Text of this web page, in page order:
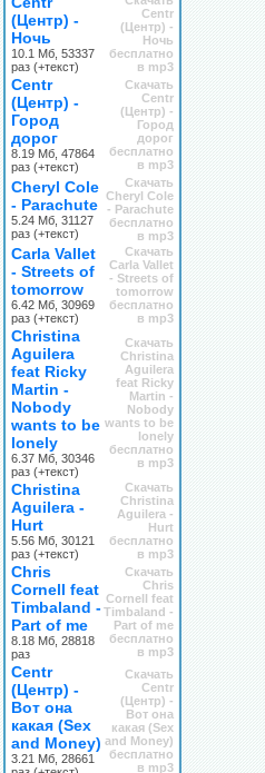
(Центр) -
Ночь
10.1 Мб, 53337
раз (+текст)
Centr
(Центр) -
Ночь
бесплатно
в mp3
Centr
(Центр) -
Город
дорог
8.19 Мб, 47864
раз (+текст)
Скачать
Centr
(Центр) -
Город
дорог
бесплатно
в mp3
Cheryl Cole
- Parachute
5.24 Мб, 31127
раз (+текст)
Скачать
Cheryl Cole
- Parachute
бесплатно
в mp3
Carla Vallet
- Streets of
tomorrow
6.42 Мб, 30969
раз (+текст)
Скачать
Carla Vallet
- Streets of
tomorrow
бесплатно
в mp3
Christina
Aguilera
feat Ricky
Martin -
Nobody
wants to be
lonely
6.37 Мб, 30346
раз (+текст)
Скачать
Christina
Aguilera
feat Ricky
Martin -
Nobody
wants to be
lonely
бесплатно
в mp3
Christina
Aguilera -
Hurt
5.56 Мб, 30121
раз (+текст)
Скачать
Christina
Aguilera -
Hurt
бесплатно
в mp3
Chris
Cornell feat
Timbaland -
Part of me
8.18 Мб, 28818
раз
Скачать
Chris
Cornell feat
Timbaland -
Part of me
бесплатно
в mp3
Centr
(Центр) -
Вот она
какая (Sex
and Money)
3.21 Мб, 28661
Скачать
Centr
(Центр) -
Вот она
какая (Sex
and Money)
бесплатно
в mp3